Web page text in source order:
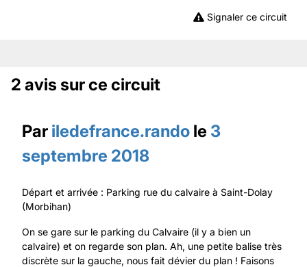
Signaler ce circuit
2 avis sur ce circuit
Par iledefrance.rando le 3
septembre 2018
Départ et arrivée : Parking rue du calvaire à Saint-Dolay
(Morbihan)
On se gare sur le parking du Calvaire (il y a bien un
calvaire) et on regarde son plan. Ah, une petite balise très
discrète sur la gauche, nous fait dévier du plan ! Faisons